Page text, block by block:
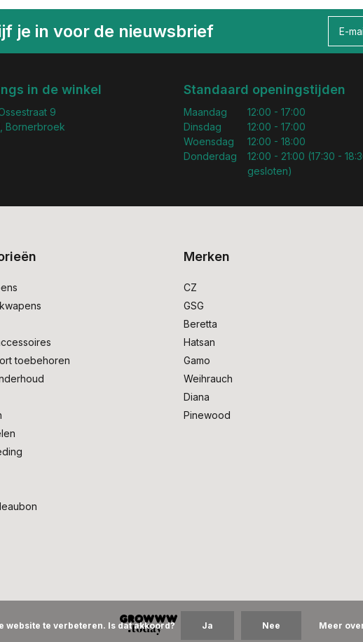
je in voor de nieuwsbrief
in de winkel
9
Bornerbroek
Standaard openingstijden
Maandag
Dinsdag
Woensdag
Donderdag
12:00 - 17:00
12:00 - 17:00
12:00 - 18:00
12:00 - 21:00 (17:30 -
gesloten)
toebehoren
Merken
CZ
GSG
Beretta
Hatsan
Gamo
Weihrauch
Diana
Pinewood
website te verbeteren. Is dat akkoord? Ja Nee Meer